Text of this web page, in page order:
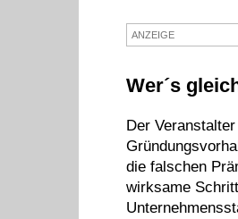
ANZEIGE
Wer´s
Der
die falschen
wirksame